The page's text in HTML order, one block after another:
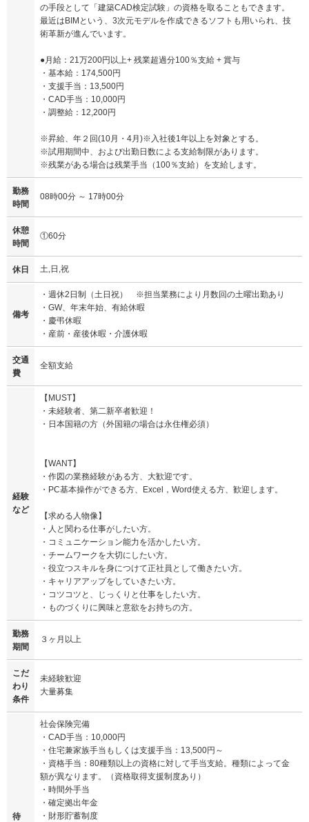
の手段として「建築CAD検定試験」の資格を取ることもできます。
最近はBIMという、3次元モデルを作成できるソフトも用いられ、技
術革新が進んでいます。
●月給：21万200円以上+ 残業超過分100％支給 + 賞与
・基本給：174,500円
・支援手当：13,500円
・CAD手当：10,000円
・調整給：12,200円
※昇給、年２回(10月・4月)※入社後1年以上を対象とする。
※試用期間中、および出勤日数による支給制限があります。
※残業がある場合は残業手当（100％支給）を支給します。
勤務
時間
08時00分 ～ 17時00分
休憩
時間
①60分
休日 土,日,祝
備考
・週休2日制（土日祝） ※担当業務により月数回の土曜出勤あり
・GW、年末年始、有給休暇
・慶弔休暇
・産前・産後休暇・介護休暇
交通
費
全額支給
経験
など
【MUST】
・未経験者、第二新卒者歓迎！
・日本国籍の方（外国籍の場合は永住権必須）
【WANT】
・作図の業務経験がある方、大歓迎です。
・PC基本操作ができる方、Excel，Word使える方、歓迎します。
【求める人物像】
・人と関わる仕事がしたい方。
・コミュニケーション能力を活かしたい方。
・チームワークを大切にしたい方。
・役立つスキルを身につけて正社員として働きたい方。
・キャリアアップをしていきたい方。
・コツコツと、じっくりと仕事をしたい方。
・ものづくりに興味と意欲をお持ちの方。
勤務
期間
３ヶ月以上
こだ
わり
条件
未経験歓迎
大量募集
待
社会保険完備
・CAD手当：10,000円
・住宅兼家族手当もしくは支援手当：13,500円～
・資格手当：80種類以上の資格に対して手当支給。種類によって金
額が異なります。（資格取得支援制度あり）
・時間外手当
・確定拠出年金
・財形貯蓄制度